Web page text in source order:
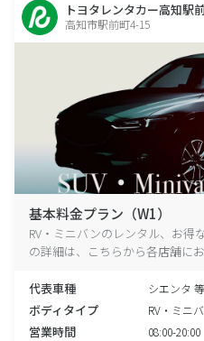
トヨタレンタカー高知駅
高知市駅前町4-15
基本料金プラン（W1）
RV・ミニバンのレンタル、お得
の詳細は、こちらから各店舗に
代表車種 シエンタ 等
ボディタイプ RV・ミニ
営業時間 08:00-20:00